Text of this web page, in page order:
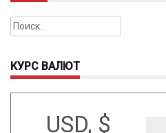
Найти:
КУРС ВАЛЮТ
USD, $